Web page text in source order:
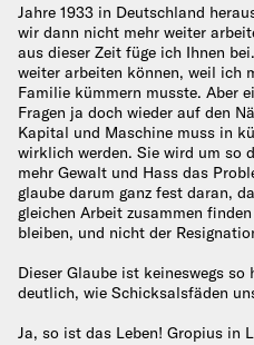
Jahre 1933 in Deutschland
wir dann nicht mehr weiter
aus dieser Zeit füge ich Ihnen
weiter arbeiten können, weil ich
Familie kümmern musste. Aber
Fragen ja doch wieder auf den
Kapital und Maschine muss in
wirklich werden. Sie wird um so
mehr Gewalt und Hass das
glaube darum ganz fest daran,
gleichen Arbeit zusammen
bleiben, und nicht der
Dieser Glaube ist keineswegs
deutlich, wie Schicksalsfäden
Ja, so ist das Leben! Gropius in